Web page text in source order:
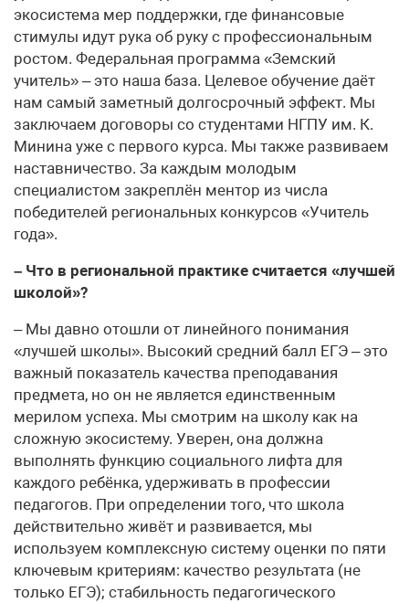
экосистема мер поддержки, где финансовые
стимулы идут рука об руку с профессиональным
ростом. Федеральная программа «Земский
учитель» – это наша база. Целевое обучение даёт
нам самый заметный долгосрочный эффект. Мы
заключаем договоры со студентами НГПУ им. К.
Минина уже с первого курса. Мы также развиваем
наставничество. За каждым молодым
специалистом закреплён ментор из числа
победителей региональных конкурсов «Учитель
года».
– Что в региональной практике считается «лучшей
школой»?
– Мы давно отошли от линейного понимания
«лучшей школы». Высокий средний балл ЕГЭ – это
важный показатель качества преподавания
предмета, но он не является единственным
мерилом успеха. Мы смотрим на школу как на
сложную экосистему. Уверен, она должна
выполнять функцию социального лифта для
каждого ребёнка, удерживать в профессии
педагогов. При определении того, что школа
действительно живёт и развивается, мы
используем комплексную систему оценки по пяти
ключевым критериям: качество результата (не
только ЕГЭ); стабильность педагогического